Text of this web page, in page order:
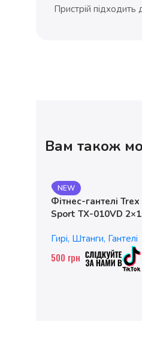
Пристрій
Вам також
NEW
Фітнес-гантелі Trex
Sport TX-010VD 2×1
Гирі, Штанги, Гантелі
500 грн